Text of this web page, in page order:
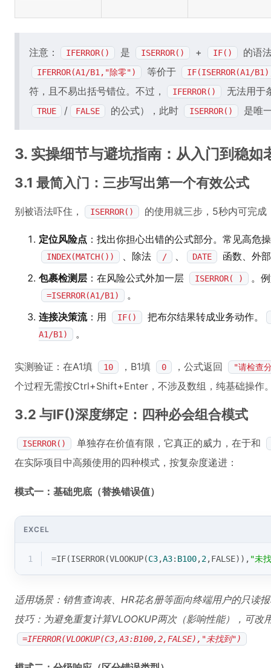
注意： IFERROR() 是 ISERROR() + IF() 的语
IFERROR(A1/B1,"除零") 等价于 IF(ISERROR(A1/
符，且不易出括号错位。不过， IFERROR() 无法用于
TRUE / FALSE 的公式），此时 ISERROR() 是唯
3. 实操细节与避坑指南：从入门到稳如
3.1 最简入门：三步写出第一个有效公式
别被语法吓住， ISERROR() 的使用就三步，5秒内可完成
定位风险点 ：找出你担心出错的公式部分。常见高危
INDEX(MATCH()) 、除法 / 、 DATE
函数、外
包裹检测层 ：在风险公式外加一层 ISERROR( ) 。
=ISERROR(A1/B1)
。
连接决策流：用 IF() 把布尔结果转成业务动作。
A1/B1) 。
实测验证：在A1填 10 ，B1填 0 ，公式返回 "请检查
个过程无需按Ctrl+Shift+Enter，不涉及数组，纯基础操作
3.2 与IF()深度绑定：四种必会组合模式
ISERROR()
单独存在价值有限，它真正的威力，在于和
在实际项目中高频使用的四种模式，按复杂度递进：
模式一：基础兜底（替换错误值）
EXCEL
1 =IF(ISERROR(VLOOKUP(C3,A3: B100,2,FALSE)), "未
适用场景：销售查询表、HR花名册等面向终端用户的只读
技巧：为避免重复计算VLOOKUP两次（影响性能），可改
=IFERROR(VLOOKUP(C3,A3:B100,2,FALSE),"未找到")